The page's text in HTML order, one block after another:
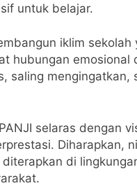
untuk belajar.
iklim sekolah
hubungan emosional
saling mengingatkan,
selaras dengan
Diharapkan,
di